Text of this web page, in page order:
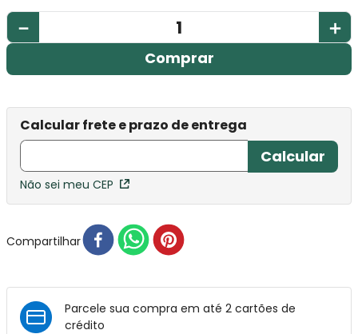
＋
－
Comprar
Não sei meu CEP
Compartilhar
Parcele sua compra em até 2 cartões de
crédito